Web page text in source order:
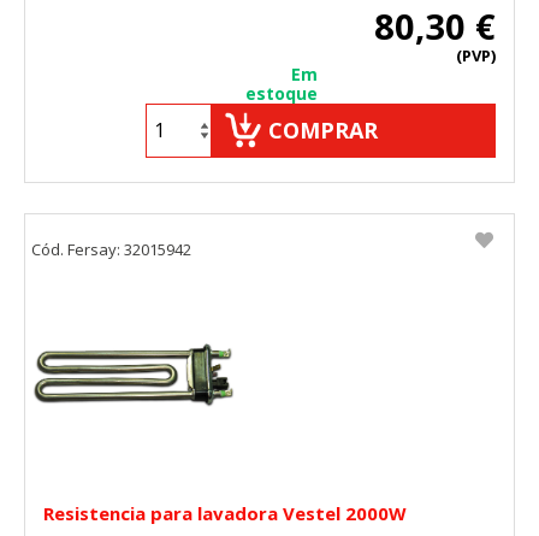
80,30 €
(PVP)
Em
estoque
COMPRAR
Resistencia para lavadora Vestel 2000W
Cód. Fersay: 32015942